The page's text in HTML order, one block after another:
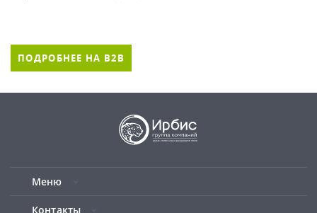
ПОДРОБНЕЕ НА B2B
Меню
Контакты